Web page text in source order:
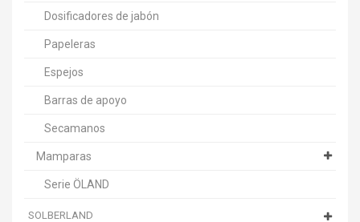
Dosificadores de jabón
Papeleras
Espejos
Barras de apoyo
Secamanos
Mamparas
Serie ÖLAND
SOLBERLAND